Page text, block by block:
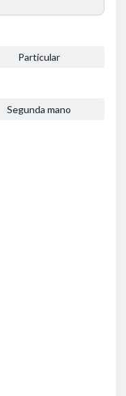
Particular
Segunda mano